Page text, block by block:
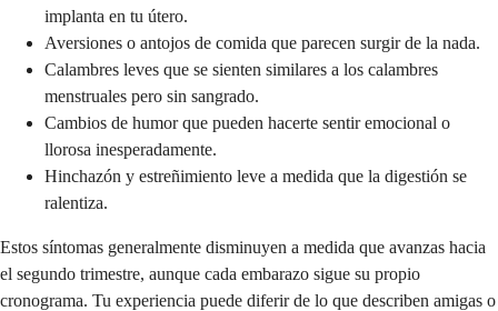
implanta en tu útero.
Aversiones o antojos de comida que parecen surgir de la nada.
Calambres leves que se sienten similares a los calambres
menstruales pero sin sangrado.
Cambios de humor que pueden hacerte sentir emocional o
llorosa inesperadamente.
Hinchazón y estreñimiento leve a medida que la digestión se
ralentiza.
Estos síntomas generalmente disminuyen a medida que avanzas hacia
el segundo trimestre, aunque cada embarazo sigue su propio
cronograma. Tu experiencia puede diferir de lo que describen amigas o